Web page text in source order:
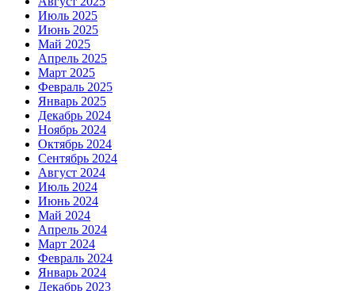
Июль 2025
Июнь 2025
Май 2025
Апрель 2025
Март 2025
Февраль 2025
Январь 2025
Декабрь 2024
Ноябрь 2024
Октябрь 2024
Сентябрь 2024
Август 2024
Июль 2024
Июнь 2024
Май 2024
Апрель 2024
Март 2024
Февраль 2024
Январь 2024
Декабрь 2023